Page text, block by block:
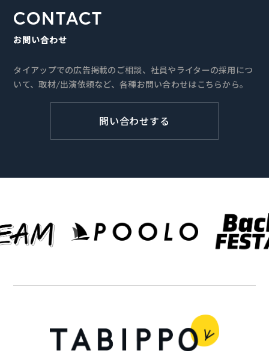
CONTACT
お問い合わせ
タイアップでの広告掲載のご相談、社員やライターの採用につ
いて、取材/出演依頼など、各種お問い合わせはこちらから。
問い合わせする